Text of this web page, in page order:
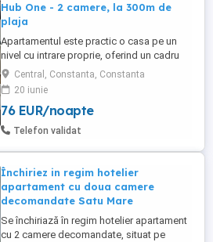
Hub One - 2 camere, la 300m de
plaja
Apartamentul este practic o casa pe un
nivel cu intrare proprie, oferind un cadru
intim si placut. Casa este situata in zona
Bdul Mamaia - Spitalul Militar, la 300m de
accesul la plaja 3 papuci - Zoom Beach.
Amplasarea centrala a casei face ca
aceasta sa fie aproape de toate
Central, Constanta, Constanta
20 iunie
76 EUR/noapte
Telefon validat
Închiriez in regim hotelier
apartament cu doua camere
decomandate Satu Mare
Se închiriază în regim hotelier apartament
cu 2 camere decomandate, situat pe